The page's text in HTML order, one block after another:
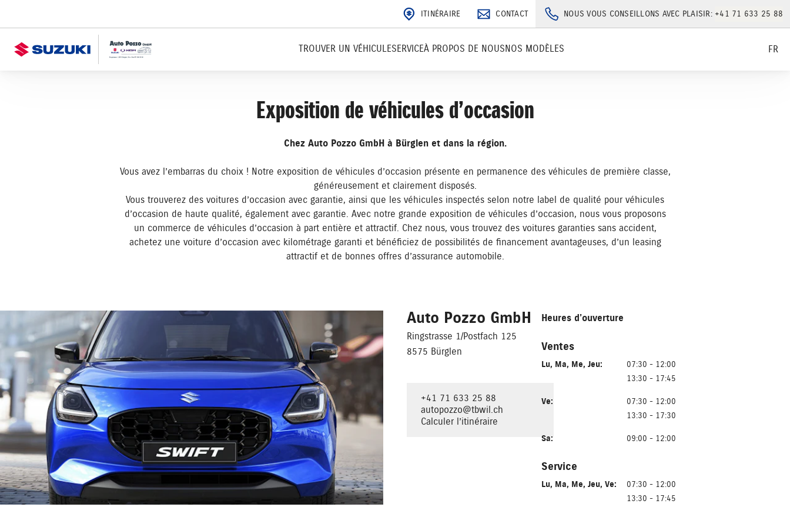
ITINÉRAIRE CONTACT NOUS VOUS CONSEILLONS AVEC PLAISIR: +41 71 633 25 88
TROUVER UN VÉHICULESERVICEÀ PROPOS DE NOUSNOS MODÈLES FR
Exposition de véhicules d’occasion
Chez Auto Pozzo GmbH à Bürglen et dans la région.
Vous avez l’embarras du choix ! Notre exposition de véhicules d’occasion présente en permanence des véhicules de première classe,
généreusement et clairement disposés.
Vous trouverez des voitures d’occasion avec garantie, ainsi que les véhicules inspectés selon notre label de qualité pour véhicules
d’occasion de haute qualité, également avec garantie. Avec notre grande exposition de véhicules d’occasion, nous vous proposons
un commerce de véhicules d’occasion à part entière et attractif. Chez nous, vous trouvez des voitures garanties sans accident,
achetez une voiture d’occasion avec kilométrage garanti et bénéficiez de possibilités de financement avantageuses, d’un leasing
attractif et de bonnes offres d’assurance automobile.
Auto Pozzo GmbH
Ringstrasse 1/Postfach 125
8575 Bürglen
+41 71 633 25 88
autopozzo@tbwil.ch
Calculer l’itinéraire
Heures d’ouverture
Ventes
Lu, Ma, Me, Jeu:
07:30 - 12:00
13:30 - 17:45
Ve:
07:30 - 12:00
13:30 - 17:30
Sa: 09:00 - 12:00
Service
Lu, Ma, Me, Jeu, Ve:
07:30 - 12:00
13:30 - 17:45